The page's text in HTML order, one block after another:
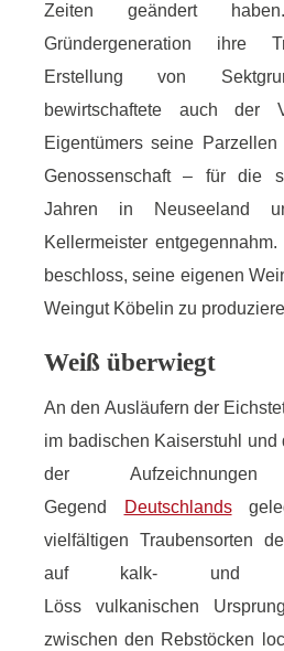
Zeiten geändert
Gründergeneration ihre
Erstellung von
bewirtschaftete auch der
Eigentümers seine
Genossenschaft – für die
Jahren in Neuseeland
Kellermeister
beschloss, seine eigenen
Weingut Köbelin zu
Weiß überwiegt
An den Ausläufern der
im badischen Kaiserstuhl und
der Aufzeichnungen
Gegend
Deutschlands
vielfältigen Traubensorten
auf kalk- und
Löss vulkanischen
zwischen den Rebstöcken